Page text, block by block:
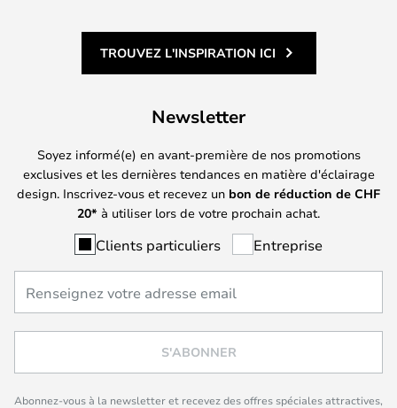
TROUVEZ L'INSPIRATION ICI
Newsletter
Soyez informé(e) en avant-première de nos promotions
exclusives et les dernières tendances en matière d'éclairage
design. Inscrivez-vous et recevez un bon de réduction de CHF
20* à utiliser lors de votre prochain achat.
Clients particuliers Entreprise
S'ABONNER
Abonnez-vous à la newsletter et recevez des offres spéciales attractives,